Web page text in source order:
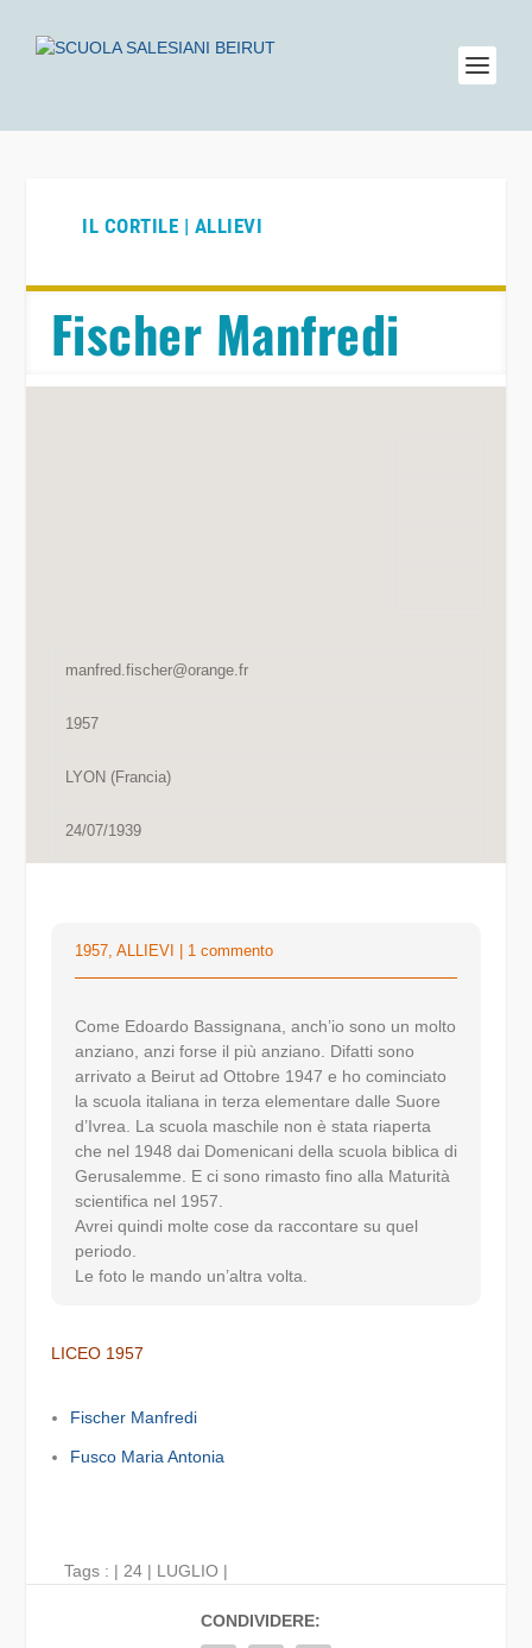
IL CORTILE | ALLIEVI
Fischer Manfredi
manfred.fischer@orange.fr
1957
LYON (Francia)
24/07/1939
1957, ALLIEVI 1 commento
Come Edoardo Bassignana, anch’io sono un molto
anziano, anzi forse il più anziano. Difatti sono
arrivato a Beirut ad Ottobre 1947 e ho cominciato
la scuola italiana in terza elementare dalle Suore
d’Ivrea. La scuola maschile non è stata riaperta
che nel 1948 dai Domenicani della scuola biblica di
Gerusalemme. E ci sono rimasto fino alla Maturità
scientifica nel 1957.
Avrei quindi molte cose da raccontare su quel
periodo.
Le foto le mando un’altra volta.
LICEO 1957
Fischer Manfredi
Fusco Maria Antonia
Tags : | 24 | LUGLIO |
CONDIVIDERE: